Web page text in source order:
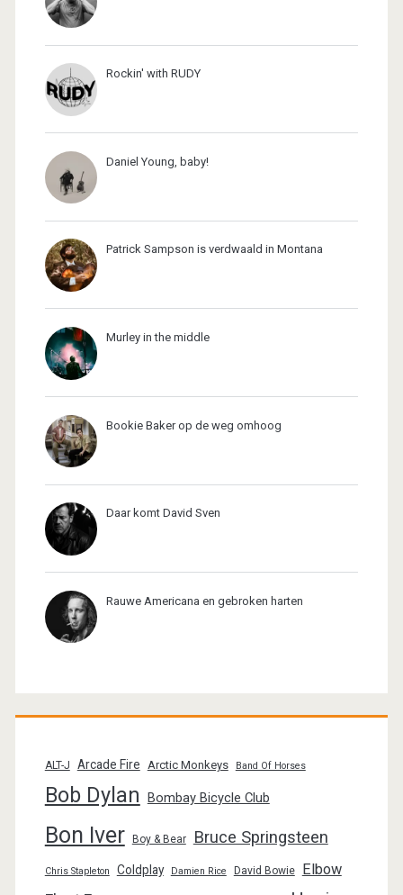
Rockin' with RUDY
Daniel Young, baby!
Patrick Sampson is verdwaald in Montana
Murley in the middle
Bookie Baker op de weg omhoog
Daar komt David Sven
Rauwe Americana en gebroken harten
ALT-J Arcade Fire Arctic Monkeys Band Of Horses
Bob Dylan Bombay Bicycle Club
Bon Iver Boy & Bear Bruce Springsteen
Chris Stapleton Coldplay Damien Rice David Bowie Elbow